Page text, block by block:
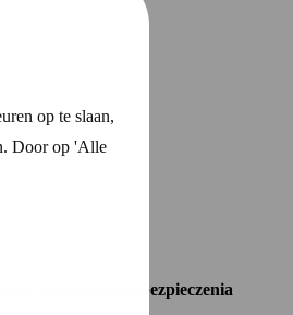
op te slaan,
Door op 'Alle
czy potrzebujesz
ubezpieczenia